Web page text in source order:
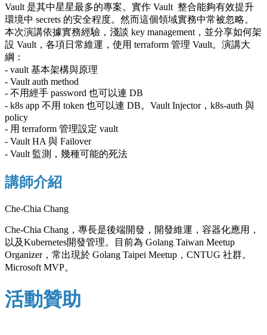
Vault 是其中星星最多的專案。實作 Vault 整合能夠有效提升
環境中 secrets 的安全程度。然而這個領域實務中常被忽略。
本次演講依據實務經驗，淺談 key management，並分享如何架
設 Vault，各項日常維運，使用 terraform 管理 Vault。演講大
綱：
- vault 基本架構與原理
- Vault auth method
- 不用經手 password 也可以連 DB
- k8s app 不用 token 也可以連 DB。Vault Injector，k8s-auth 與
policy
- 用 terraform 管理設定 vault
- Vault HA 與 Failover
- Vault 監測，幾種可能的死法
講師介紹
Che-Chia Chang
Che-Chia Chang，專長是後端開發，開發維運，容器化應用，
以及Kubernetes開發管理。目前為 Golang Taiwan Meetup
Organizer，常出現於 Golang Taipei Meetup，CNTUG 社群。
Microsoft MVP。
活動贊助